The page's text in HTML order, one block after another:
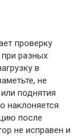
проверку
разных
в
не
поднятия
наклоняется
после
не исправен и